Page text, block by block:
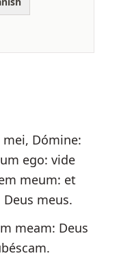
mei, Dómine:
ego: vide
meum: et
meus.
meam: Deus